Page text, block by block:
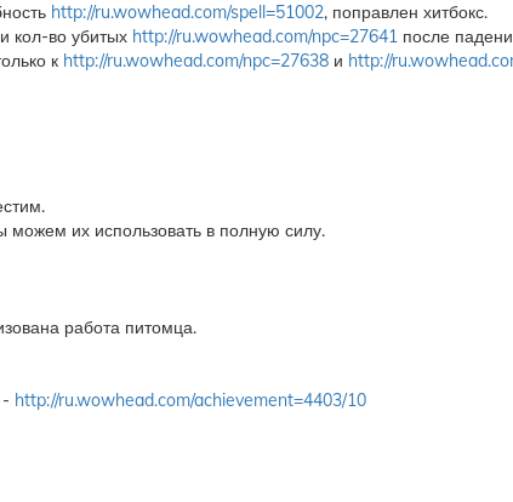
http://ru.wowhead.com/spell=51002, поправлен хитбокс.
кол-во убитых http://ru.wowhead.com/npc=27641 после
к http://ru.wowhead.com/npc=27638 и http://
их использовать в полную силу.
работа питомца.
http://ru.wowhead.com/achievement=4403/10